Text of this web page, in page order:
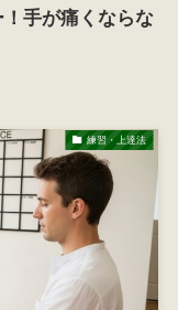
手が痛くならな
練習・上達法